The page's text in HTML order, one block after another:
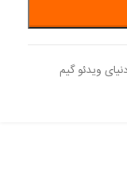
ویدئو گیم